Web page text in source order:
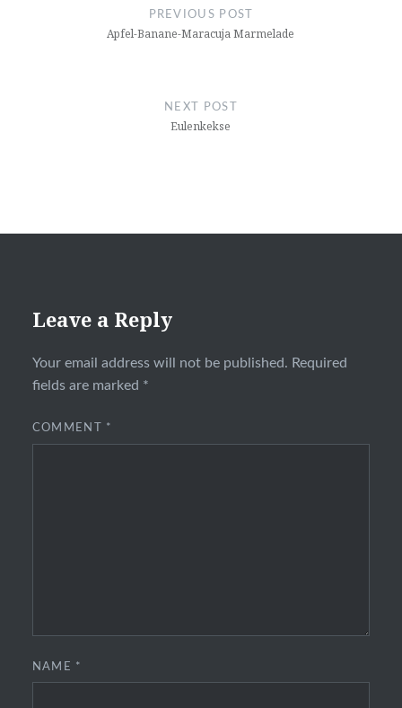
PREVIOUS POST
Apfel-Banane-Maracuja Marmelade
NEXT POST
Eulenkekse
Leave a Reply
Your email address will not be published. Required
fields are marked *
COMMENT *
NAME *